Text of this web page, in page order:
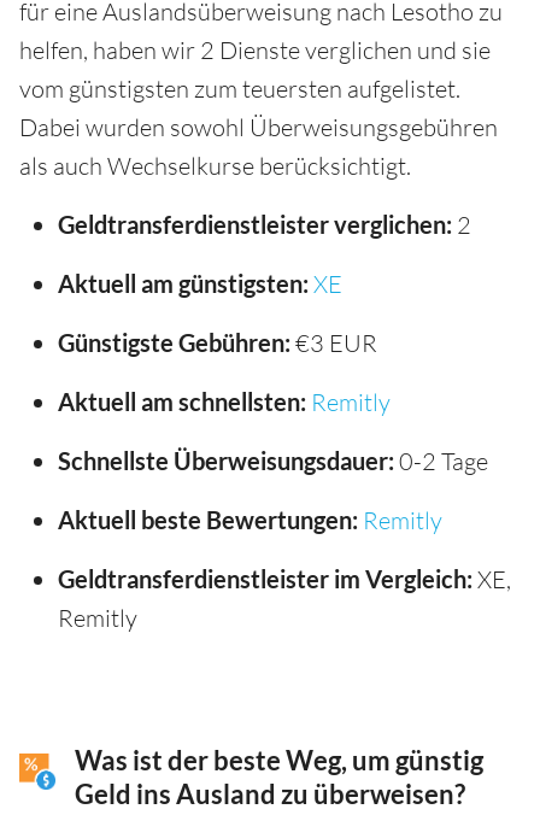
für eine Auslandsüberweisung nach Lesotho zu
helfen, haben wir 2 Dienste verglichen und sie
vom günstigsten zum teuersten aufgelistet.
Dabei wurden sowohl Überweisungsgebühren
als auch Wechselkurse berücksichtigt.
Geldtransferdienstleister verglichen: 2
Aktuell am günstigsten: XE
Günstigste Gebühren: €3 EUR
Aktuell am schnellsten: Remitly
Schnellste Überweisungsdauer: 0-2 Tage
Aktuell beste Bewertungen: Remitly
Geldtransferdienstleister im Vergleich: XE,
Remitly
Was ist der beste Weg, um günstig
Geld ins Ausland zu überweisen?